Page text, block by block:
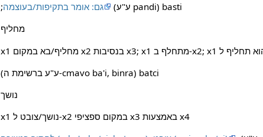
גם: אומר בתקיפות/בעוצמה
;‏ (ע"ע pandi) basti
מחליף
(ע"ע ברשימת ה-cmavo ‏ba'i‏, binra) batci
נושך
x1 נושך/צובט ל-x2 במקום ספציפי x3 באמצעות x4